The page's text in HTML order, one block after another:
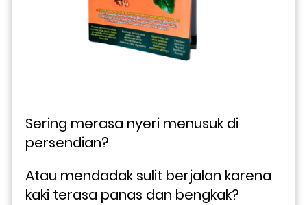
Sering merasa nyeri menusuk di
persendian?
Atau mendadak sulit berjalan karena
kaki terasa panas dan bengkak?